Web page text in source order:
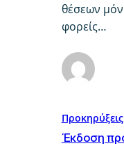
θέσεων
φορείς…
Έκδοση